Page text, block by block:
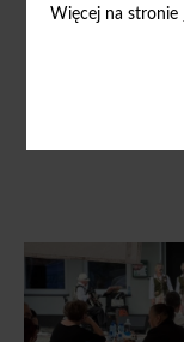
Więcej na stronie